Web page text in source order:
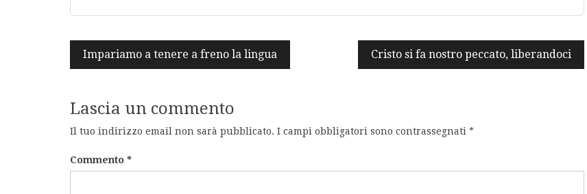
Navigazione
articoli
Impariamo a tenere a freno la lingua Cristo si fa nostro peccato, liberandoci
Lascia un commento
Il tuo indirizzo email non sarà pubblicato. I campi obbligatori sono contrassegnati *
Commento *